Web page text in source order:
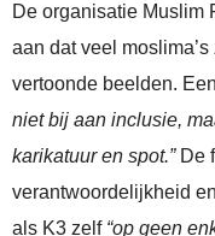
De organisatie Muslim
aan dat veel
vertoonde beelden.
niet bij aan inclusie,
karikatuur en spot.” De
verantwoordelijkheid
als K3 zelf “op geen